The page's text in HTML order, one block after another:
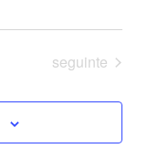
Eventos
seguinte